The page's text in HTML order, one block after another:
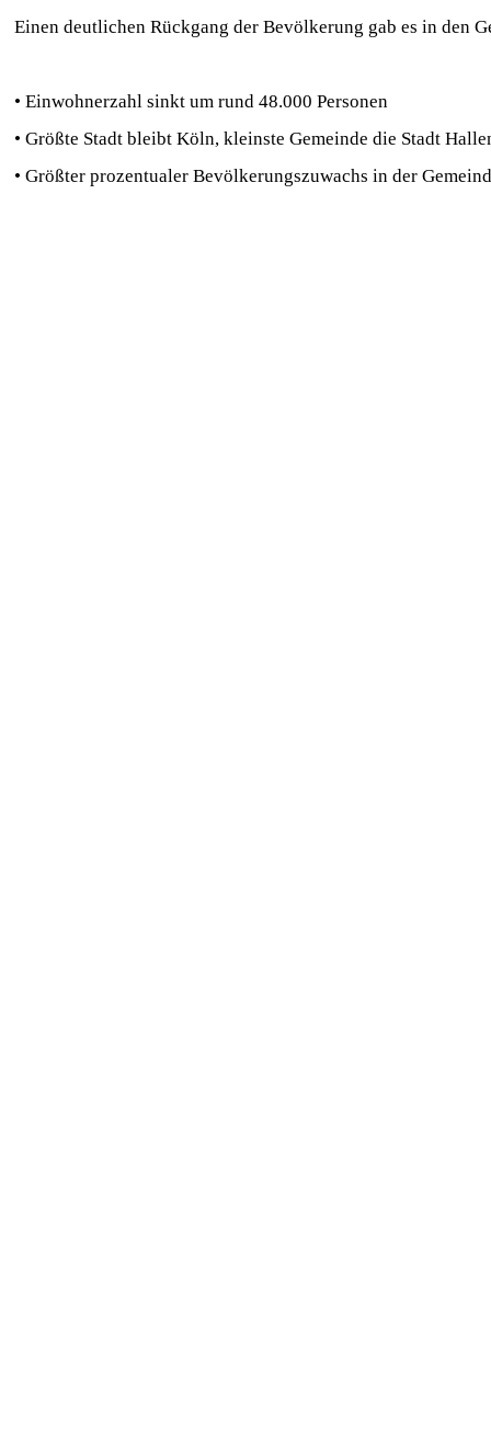
Einen deutlichen Rückgang der Bevölkerung gab es in den
• Einwohnerzahl sinkt um rund 48.000 Personen
• Größte Stadt bleibt Köln, kleinste Gemeinde die Stadt
• Größter prozentualer Bevölkerungszuwachs in der